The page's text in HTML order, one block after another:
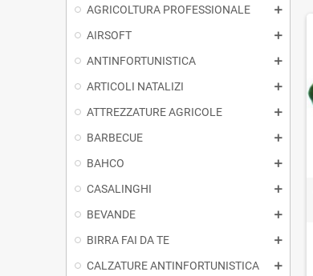
AGRICOLTURA PROFESSIONALE
AIRSOFT
ANTINFORTUNISTICA
ARTICOLI NATALIZI
ATTREZZATURE AGRICOLE
BARBECUE
BAHCO
CASALINGHI
BEVANDE
BIRRA FAI DA TE
CALZATURE ANTINFORTUNISTICA